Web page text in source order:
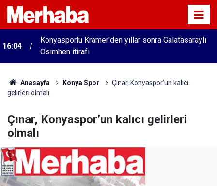
16:04
Konyasporlu Kramer'den yıllar sonra Galatasaraylı
Osimhen itirafı
Anasayfa Konya Spor
Çınar, Konyaspor’un kalıcı
gelirleri olmalı
Çınar, Konyaspor’un kalıcı gelirleri
olmalı